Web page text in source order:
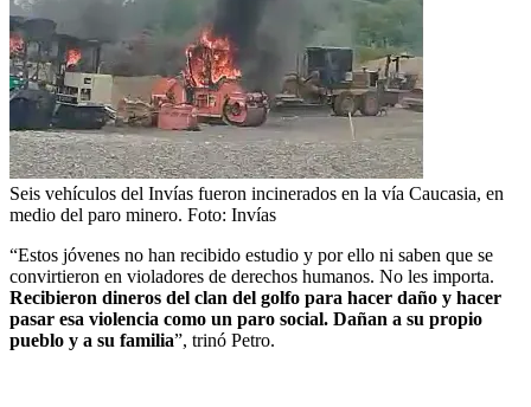
Seis vehículos del Invías fueron incinerados en la vía Caucasia, en
medio del paro minero. Foto: Invías
“Estos jóvenes no han recibido estudio y por ello ni saben que se
convirtieron en violadores de derechos humanos. No les importa.
Recibieron dineros del clan del golfo para hacer daño y hacer
pasar esa violencia como un paro social. Dañan a su propio
pueblo y a su familia”, trinó Petro.